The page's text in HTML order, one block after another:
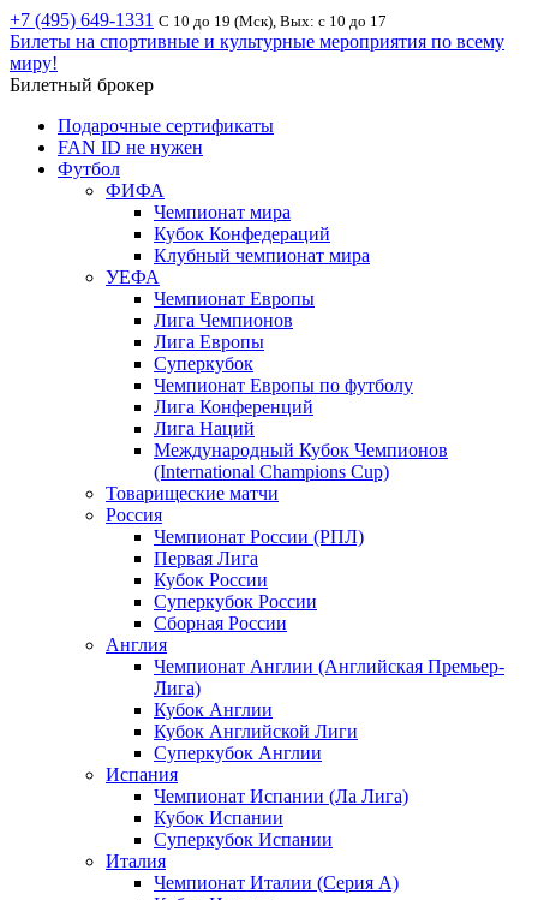
+7 (495) 649-1331 С 10 до 19 (Мск), Вых: с 10 до 17
Билеты на спортивные и культурные мероприятия по всему
миру!
Билетный брокер
Подарочные сертификаты
FAN ID не нужен
Футбол
ФИФА
Чемпионат мира
Кубок Конфедераций
Клубный чемпионат мира
УЕФА
Чемпионат Европы
Лига Чемпионов
Лига Европы
Суперкубок
Чемпионат Европы по футболу
Лига Конференций
Лига Наций
Международный Кубок Чемпионов
(International Champions Cup)
Товарищеские матчи
Россия
Чемпионат России (РПЛ)
Первая Лига
Кубок России
Суперкубок России
Сборная России
Англия
Чемпионат Англии (Английская Премьер-
Лига)
Кубок Англии
Кубок Английской Лиги
Суперкубок Англии
Испания
Чемпионат Испании (Ла Лига)
Кубок Испании
Суперкубок Испании
Италия
Чемпионат Италии (Серия А)